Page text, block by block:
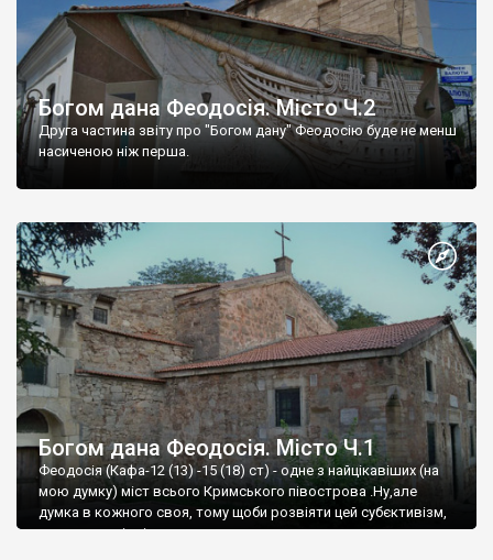
Богом дана Феодосія. Місто Ч.2
Друга частина звіту про "Богом дану" Феодосію буде не менш
насиченою ніж перша.
Богом дана Феодосія. Місто Ч.1
Феодосія (Кафа-12 (13) -15 (18) ст) - одне з найцікавіших (на
мою думку) міст всього Кримського півострова .Ну,але
думка в кожного своя, тому щоби розвіяти цей субєктивізм,
запрошую відвідати це